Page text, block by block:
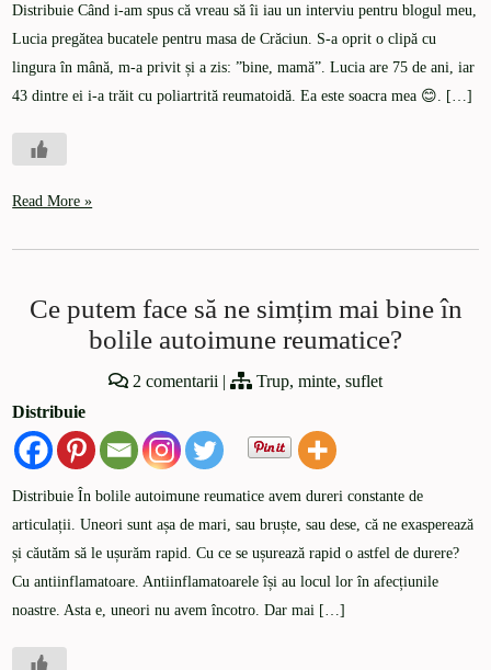
Distribuie Când i-am spus că vreau să îi iau un interviu pentru blogul meu,
Lucia pregătea bucatele pentru masa de Crăciun. S-a oprit o clipă cu
lingura în mână, m-a privit și a zis: ”bine, mamă”. Lucia are 75 de ani, iar
43 dintre ei i-a trăit cu poliartrită reumatoidă. Ea este soacra mea 😊. […]
Read More »
Ce putem face să ne simțim mai bine în
bolile autoimune reumatice?
2 comentarii |
Trup, minte, suflet
Distribuie
Distribuie În bolile autoimune reumatice avem dureri constante de
articulații. Uneori sunt așa de mari, sau bruște, sau dese, că ne exasperează
și căutăm să le ușurăm rapid. Cu ce se ușurează rapid o astfel de durere?
Cu antiinflamatoare. Antiinflamatoarele își au locul lor în afecțiunile
noastre. Asta e, uneori nu avem încotro. Dar mai […]